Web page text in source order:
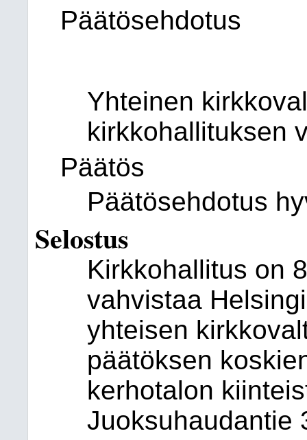
Päätösehdotus
Yhteinen
kirkkohallituksen
Päätös
Päätösehdotus
Selostus
Kirkkohallitus on
vahvistaa
yhteisen
päätöksen
kerhotalon
Juoksuhaudantie